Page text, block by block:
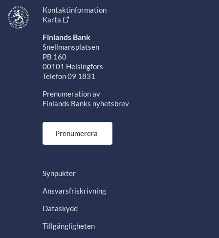
Kontaktinformation
Karta
Finlands Bank
Snellmansplatsen
PB 160
00101 Helsingfors
Telefon 09 1831
Prenumeration av
Finlands Banks nyhetsbrev
Prenumerera
Synpukter
Ansvarsfriskrivning
Dataskydd
Tillgängligheten